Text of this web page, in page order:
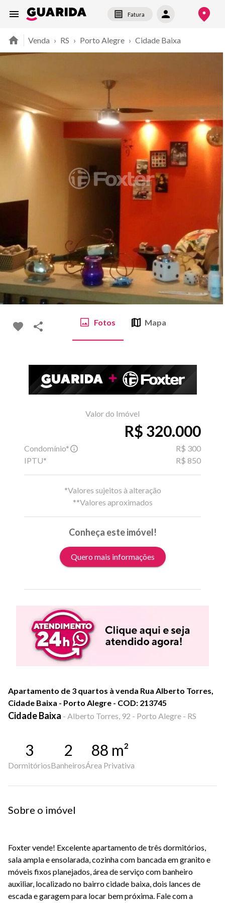
Fatura
Venda › RS › Porto Alegre › Cidade Baixa
Fotos Mapa
Valor do Imóvel
R$ 320.000
Condomínio*
R$ 300
IPTU*
R$ 850
*Valores sujeitos à alteração
**Valores aproximados
Conheça este imóvel!
Quero mais informações
Apartamento de 3 quartos à venda Rua Alberto Torres,
Cidade Baixa - Porto Alegre - COD: 213745
Cidade Baixa - Alberto Torres, 92 - Porto Alegre - RS
3
Dormitórios
2
Banheiros
88 m²
Área Privativa
Sobre o imóvel
Foxter vende! Excelente apartamento de três dormitórios,
sala ampla e ensolarada, cozinha com bancada em granito e
móveis fixos planejados, área de serviço com banheiro
auxiliar, localizado no bairro cidade baixa, dois lances de
escada e garagem para locar bem próxima. Fale com a